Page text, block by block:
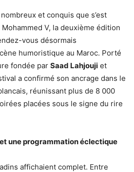
et conquis que s’est
V, la deuxième édition
vous désormais
humoristique au Maroc. Porté
fondée par Saad Lahjouji et
a confirmé son ancrage dans le
réunissant plus de 8 000
placées sous le signe du rire
une programmation éclectique
affichaient complet. Entre